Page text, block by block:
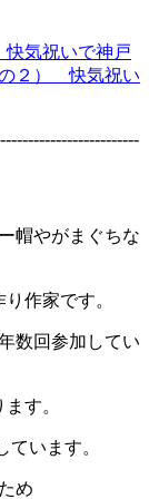
２） 快気祝い
帽やがまぐちな
作家です。
数回参加してい
す。
ています。
め